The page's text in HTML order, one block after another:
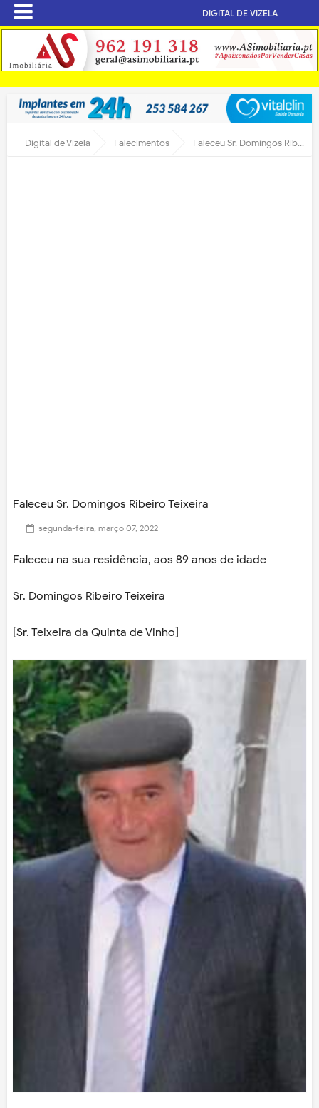
DIGITAL DE VIZELA
Digital de Vizela Falecimentos Faleceu Sr. Domingos Ribeiro Teixeira
Faleceu Sr. Domingos Ribeiro Teixeira
segunda-feira, março 07, 2022
Faleceu na sua residência, aos 89 anos de idade
Sr. Domingos Ribeiro Teixeira
[Sr. Teixeira da Quinta de Vinho]